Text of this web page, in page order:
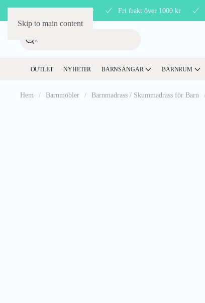
Skip to main content
Störst på barnmöbler Fri frakt över 1000 kr
OUTLET NYHETER BARNSÄNGAR BARNRUM
Hem Barnmöbler Barnmadrass / Skummadrass för Barn